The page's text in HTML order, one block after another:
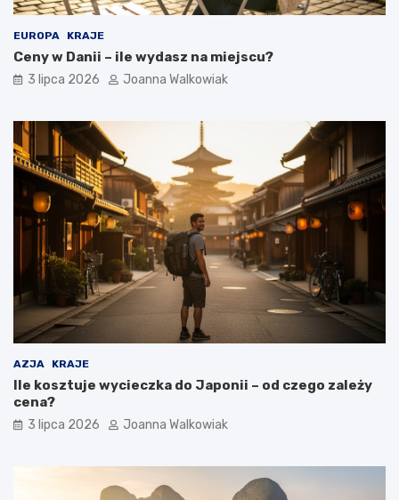
EUROPA KRAJE
Ceny w Danii – ile wydasz na miejscu?
3 lipca 2026 Joanna Walkowiak
AZJA KRAJE
Ile kosztuje wycieczka do Japonii – od czego zależy
cena?
3 lipca 2026 Joanna Walkowiak